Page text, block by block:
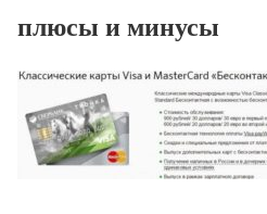
плюсы и минусы